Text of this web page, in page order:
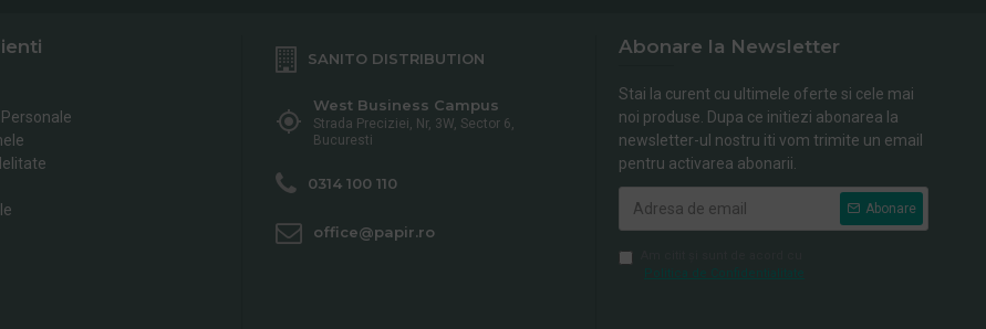
SANITO DISTRIBUTION
West Business Campus
Strada Preciziei, Nr, 3W, Sector 6,
Bucuresti
0314 100 110
office@papir.ro
Abonare la Newsletter
Stai la curent cu ultimele oferte si cele mai
noi produse. Dupa ce initiezi abonarea la
newsletter-ul nostru iti vom trimite un email
pentru activarea abonarii.
Abonare
Politica de Confidentialitate